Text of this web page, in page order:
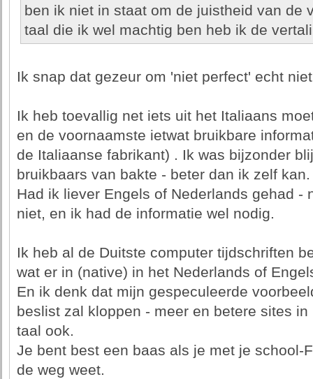
ben ik niet in staat om de juistheid van de
taal die ik wel machtig ben heb ik de
Ik snap dat gezeur om 'niet perfect' echt
Ik heb toevallig net iets uit het Italiaans
en de voornaamste ietwat bruikbare
de Italiaanse fabrikant) . Ik was bijzonder
bruikbaars van bakte - beter dan ik zelf kan.
Had ik liever Engels of Nederlands gehad -
niet, en ik had de informatie wel nodig.
Ik heb al de Duitste computer tijdschriften
wat er in (native) in het Nederlands of
En ik denk dat mijn gespeculeerde
beslist zal kloppen - meer en betere sites
taal ook.
Je bent best een baas als je met je school-
de weg weet.